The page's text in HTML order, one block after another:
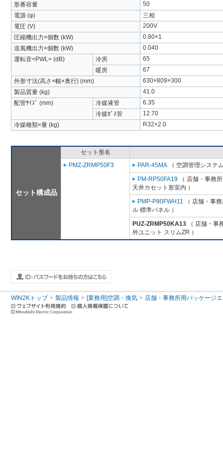
形番容量
50
電源 (φ)
三相
電圧 (V)
200V
圧縮機出力×個数 (kW)
0.80×1
送風機出力×個数 (kW)
0.040
運転音<PWL> (dB)
冷房
65
暖房
67
外形寸法(高さ×幅×奥行) (mm)
630×809×300
製品質量 (kg)
41.0
配管ｻｲｽﾞ (mm)
冷媒液管
6.35
冷媒ｶﾞｽ管
12.70
冷媒種類×量 (kg)
R32×2.0
セット構成品
セット形名
PMZ-ZRMP50F3
PAR-45MA （ 空調管理システ
PM-RP50FA19 （ 店舗・事務
天井カセット形室内 ）
PMP-P80FWH11 （ 店舗・事
ル 標準パネル ）
PUZ-ZRMP50KA13 （ 店舗・事
外ユニット スリムZR ）
WIN2Kトップ 製品情報 [業務用]空調・換気 店舗・事務所用パッケージ